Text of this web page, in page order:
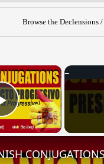
Browse the Declensions
×
Play Video